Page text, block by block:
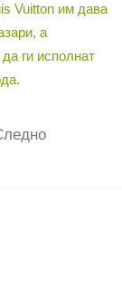
Vuitton им дава
а
ги исполнат